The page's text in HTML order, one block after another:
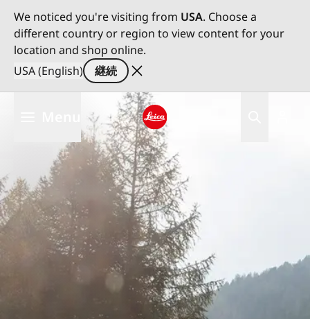
We noticed you're visiting from USA. Choose a
different country or region to view content for your
location and shop online.
USA (English)
継続
テ
ン
ツ
に
Leica logo - Home